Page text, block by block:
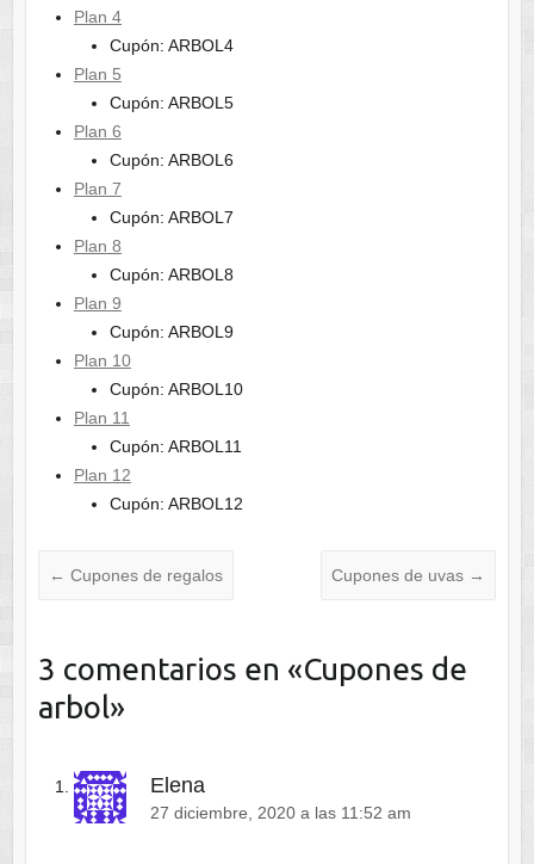
Plan 4
Cupón: ARBOL4
Plan 5
Cupón: ARBOL5
Plan 6
Cupón: ARBOL6
Plan 7
Cupón: ARBOL7
Plan 8
Cupón: ARBOL8
Plan 9
Cupón: ARBOL9
Plan 10
Cupón: ARBOL10
Plan 11
Cupón: ARBOL11
Plan 12
Cupón: ARBOL12
← Cupones de regalos Cupones de uvas →
3 comentarios en «Cupones de
arbol»
Elena
27 diciembre, 2020 a las 11:52 am